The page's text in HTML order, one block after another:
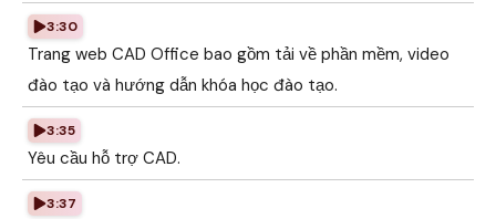
3:30
Trang web CAD Office bao gồm tải về phần mềm, video
đào tạo và hướng dẫn khóa học đào tạo.
3:35
Yêu cầu hỗ trợ CAD.
3:37